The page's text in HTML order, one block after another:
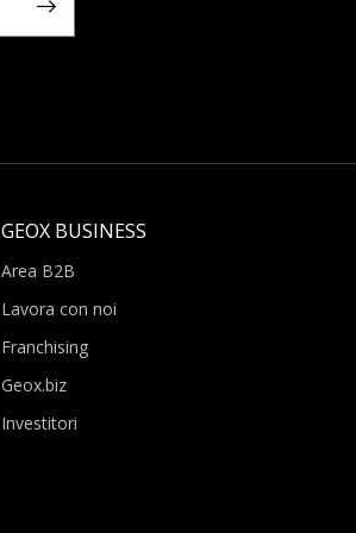
GEOX BUSINESS
Area B2B
Lavora con noi
Franchising
Geox.biz
Investitori